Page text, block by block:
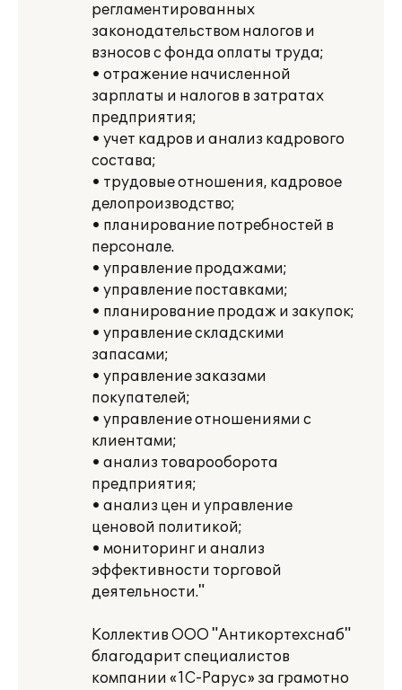
регламентированных
законодательством налогов и
взносов с фонда оплаты труда;
• отражение начисленной
зарплаты и налогов в затратах
предприятия;
• учет кадров и анализ кадрового
состава;
• трудовые отношения, кадровое
делопроизводство;
• планирование потребностей в
персонале.
• управление продажами;
• управление поставками;
• планирование продаж и закупок;
• управление складскими
запасами;
• управление заказами
покупателей;
• управление отношениями с
клиентами;
• анализ товарооборота
предприятия;
• анализ цен и управление
ценовой политикой;
• мониторинг и анализ
эффективности торговой
деятельности."
Коллектив ООО "Антикортехснаб"
благодарит специалистов
компании «1С-Рарус» за грамотно